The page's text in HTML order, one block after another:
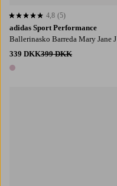
adidas Sport Performance
Ballerinasko Barreda Mary Jane J
339 DKK399 DKK
1 farve
4,8 baseret på 5 bedømmelser
4,8 (5)